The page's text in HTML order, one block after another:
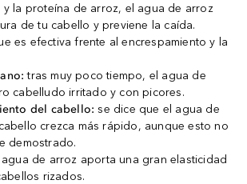
y la proteína de arroz, el agua de arroz
de tu cabello y previene la caída.
es efectiva frente al encrespamiento y la
tras muy poco tiempo, el agua de
cabelludo irritado y con picores.
del cabello: se dice que el agua de
crezca más rápido, aunque esto no
demostrado.
agua de arroz aporta una gran elasticidad
rizados.